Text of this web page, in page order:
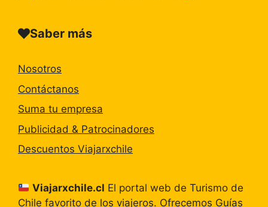
Saber más
Nosotros
Contáctanos
Suma tu empresa
Publicidad & Patrocinadores
Descuentos Viajarxchile
Viajarxchile.cl El portal web de Turismo de
Chile favorito de los viajeros. Ofrecemos Guías